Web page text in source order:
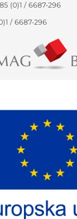
(0)1 / 6687-296
/ 6687-296